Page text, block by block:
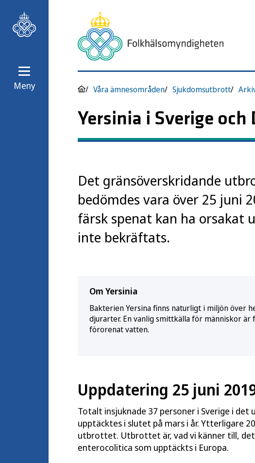
Meny Våra ämnesområden Sjukdomsutbrott
Yersinia i Sverige
Det gränsöverskridande
bedömdes vara över 25 juni
färsk spenat kan ha
inte bekräftats.
Om Yersinia
Bakterien Yersina finns naturligt i miljön över
djurarter. En vanlig smittkälla för människor
förorenat vatten.
Uppdatering 25 juni
Totalt insjuknade 37 personer i Sverige i
upptäcktes i slutet på mars i år. Ytterligare
utbrottet. Utbrottet är, vad vi känner till,
enterocolitica som upptäckts i Europa.